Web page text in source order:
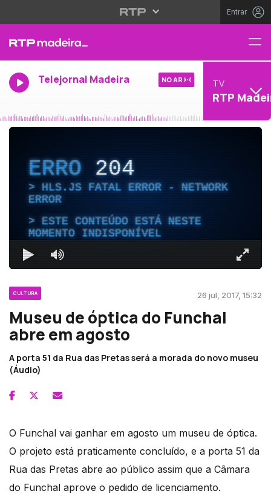
Entrar
Telejornal Madeira NO AR TV
RTP
ERRO204
HLS.JS FATAL ERROR - NETWORK
ERROR
ESTE CONTEÚDO ESTÁ NESTE
MOMENTO INDISPONÍVEL
CULTURA 26 jul, 2017, 15:32
Museu de óptica do Funchal
abre em agosto
A porta 51 da Rua das Pretas será a morada do novo museu
(Áudio)
O Funchal vai ganhar em agosto um museu de óptica.
O projeto está praticamente concluído, e a porta 51 da
Rua das Pretas abre ao público assim que a Câmara
do Funchal aprove o pedido de licenciamento.